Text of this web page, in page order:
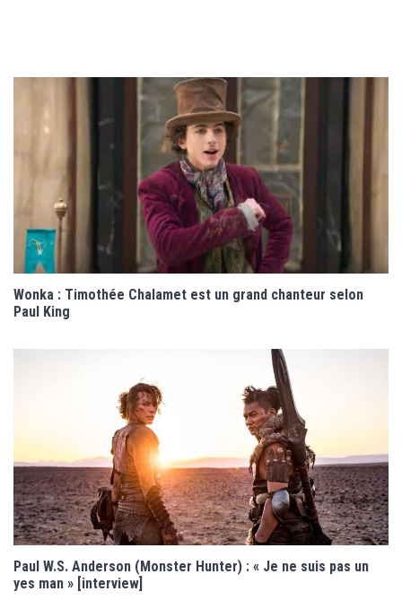
Wonka : Timothée Chalamet est un grand chanteur selon
Paul King
Paul W.S. Anderson (Monster Hunter) : « Je ne suis pas un
yes man » [interview]